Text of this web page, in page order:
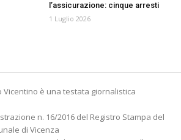
l’assicurazione: cinque arresti
1 Luglio 2026
Vicentino è una testata giornalistica
n. 16/2016 del Registro Stampa del
di Vicenza